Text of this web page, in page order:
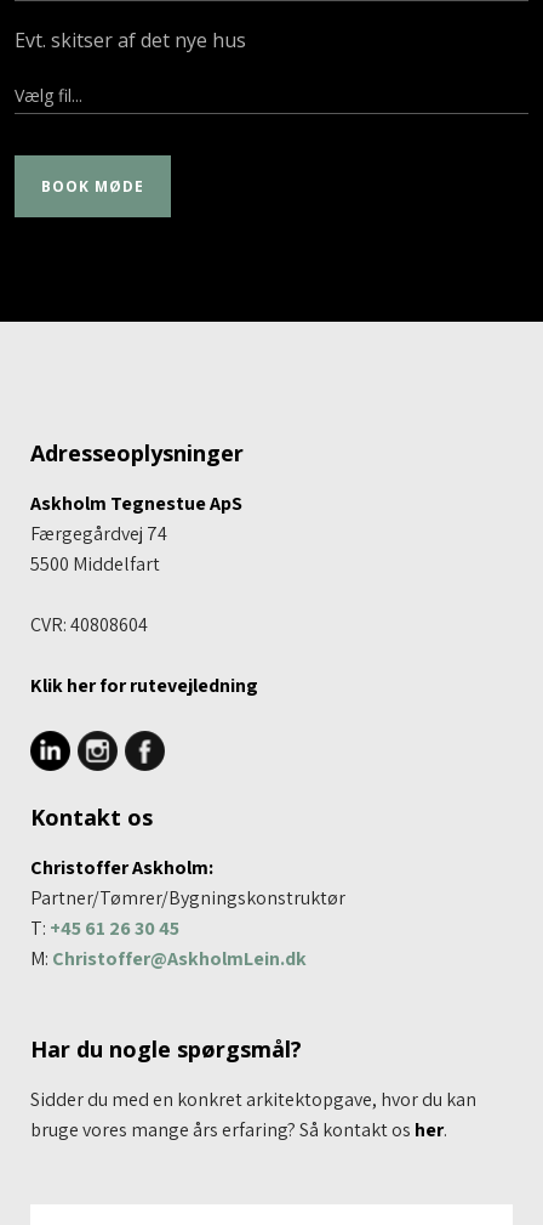
Evt. skitser af det nye hus
Adresseoplysninger
Askholm Tegnestue ApS
Færgegårdvej 74
5500 Middelfart​
CVR: 40808604
Klik her for rutevej​ledning
Kontakt os
Christoffer Askholm:
Partner/​Tømrer/Bygningskonstruktør
T: +45 61 26 30 45
M: Christoffer@AskholmLein.dk
Har du nogle spørgsmål?
Sidder du med en konkret arkitektopgave, hvor du kan
bruge vores mange års erfaring? Så kontakt os her.